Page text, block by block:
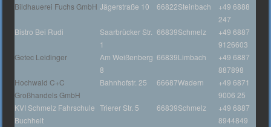
Bildhauerei Fuchs GmbH Jägerstraße 10 66822Steinbach
+49 6888
247
Bistro Bei Rudi
Saarbrücker Str.
1
66839Schmelz
+49 6887
9126603
Getec Leidinger
Am Weißenberg
8
66839Limbach
+49 6887
887898
Hochwald C+C
Großhandels GmbH
Bahnhofstr. 25 66687Wadern
+49 6871
9006 25
KVI Schmelz Fahrschule
Buchheit
Trierer Str. 5 66839Schmelz
+49 6887
8944849